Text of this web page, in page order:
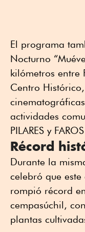
El programa
Nocturno
kilómetros entre
Centro
actividades
PILARES y
Récord
Durante la
celebró que
rompió récord
cempasúchil,
plantas